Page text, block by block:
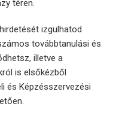
téren.
izgulhatod
továbbtanulási és
illetve a
is elsőkézből
és Képzésszervezési